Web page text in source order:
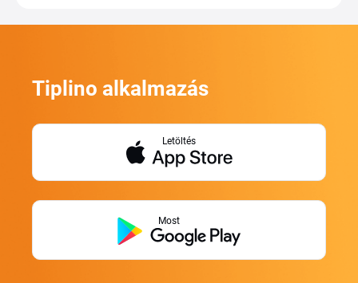
Tiplino alkalmazás
Letöltés
Most